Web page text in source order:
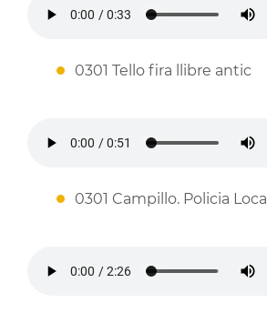
0301 Tello fira llibre antic
0301 Campillo. Policia Local